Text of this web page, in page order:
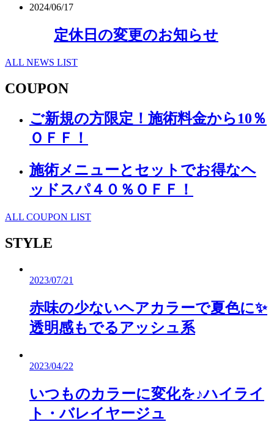
2024/06/17
定休日の変更のお知らせ
ALL NEWS LIST
COUPON
ご新規の方限定！施術料金から10％
ＯＦＦ！
施術メニューとセットでお得なヘ
ッドスパ４０％ＯＦＦ！
ALL COUPON LIST
STYLE
2023/07/21
赤味の少ないヘアカラーで夏色に✨
透明感もでるアッシュ系
2023/04/22
いつものカラーに変化を♪ハイライ
ト・バレイヤージュ